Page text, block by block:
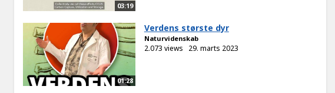
03:19
01:28
Verdens største dyr
Naturvidenskab
2.073 views 29. marts 2023